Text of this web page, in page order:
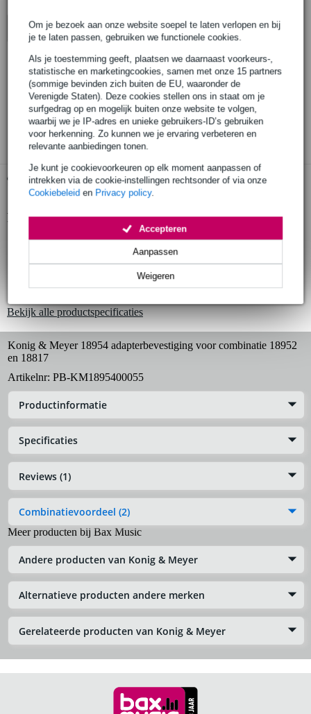
Om je bezoek aan onze website soepel te laten verlopen en bij
je te laten passen, gebruiken we functionele cookies.
Als je toestemming geeft, plaatsen we daarnaast voorkeurs-,
statistische en marketingcookies, samen met onze 15 partners
(sommige bevinden zich buiten de EU, waaronder de
Verenigde Staten). Deze cookies stellen ons in staat om je
surfgedrag op en mogelijk buiten onze website te volgen,
waarbij we je IP-adres en unieke gebruikers-ID’s gebruiken
voor herkenning. Zo kunnen we je ervaring verbeteren en
relevante aanbiedingen tonen.
Je kunt je cookievoorkeuren op elk moment aanpassen of
intrekken via de cookie-instellingen rechtsonder of via onze
Cookiebeleid en Privacy policy.
Weigeren
Aanpassen
Accepteren
In winkelwagen
Bestel voor 23:00 = morgen in huis
30 dagen 'niet goed geld terug' garantie
3 jaar Bax Music garantie
Gratis ophalen in de winkel
Productinformatie
statiefadapter
voor gebruik met K&M 18950 of 18953 keyboardstandaard in
combinatie met 18817 universele houder
alleen nodig indien al een 18952 stacker in gebruik is
Bekijk alle productspecificaties
Konig & Meyer 18954 adapterbevestiging voor combinatie 18952
en 18817
Artikelnr: PB-KM1895400055
Productinformatie
Specificaties
Reviews (1)
Combinatievoordeel (2)
Meer producten bij Bax Music
Andere producten van Konig & Meyer
Alternatieve producten andere merken
Gerelateerde producten van Konig & Meyer